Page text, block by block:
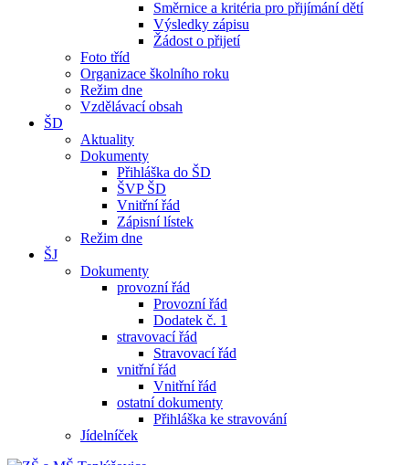
Směrnice a kritéria pro přijímání dětí
Výsledky zápisu
Žádost o přijetí
Foto tříd
Organizace školního roku
Režim dne
Vzdělávací obsah
ŠD
Aktuality
Dokumenty
Přihláška do ŠD
ŠVP ŠD
Vnitřní řád
Zápisní lístek
Režim dne
ŠJ
Dokumenty
provozní řád
Provozní řád
Dodatek č. 1
stravovací řád
Stravovací řád
vnitřní řád
Vnitřní řád
ostatní dokumenty
Přihláška ke stravování
Jídelníček